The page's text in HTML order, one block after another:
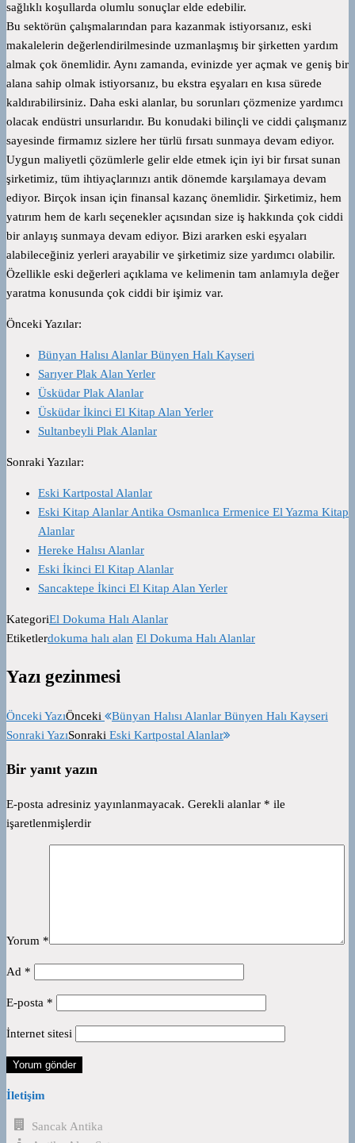
sağlıklı koşullarda olumlu sonuçlar elde edebilir.
Bu sektörün çalışmalarından para kazanmak istiyorsanız, eski
makalelerin değerlendirilmesinde uzmanlaşmış bir şirketten yardım
almak çok önemlidir. Aynı zamanda, evinizde yer açmak ve geniş bir
alana sahip olmak istiyorsanız, bu ekstra eşyaları en kısa sürede
kaldırabilirsiniz. Daha eski alanlar, bu sorunları çözmenize yardımcı
olacak endüstri unsurlarıdır. Bu konudaki bilinçli ve ciddi çalışmanız
sayesinde firmamız sizlere her türlü fırsatı sunmaya devam ediyor.
Uygun maliyetli çözümlerle gelir elde etmek için iyi bir fırsat sunan
şirketimiz, tüm ihtiyaçlarınızı antik dönemde karşılamaya devam
ediyor. Birçok insan için finansal kazanç önemlidir. Şirketimiz, hem
yatırım hem de karlı seçenekler açısından size iş hakkında çok ciddi
bir anlayış sunmaya devam ediyor. Bizi ararken eski eşyaları
alabileceğiniz yerleri arayabilir ve şirketimiz size yardımcı olabilir.
Özellikle eski değerleri açıklama ve kelimenin tam anlamıyla değer
yaratma konusunda çok ciddi bir işimiz var.
Önceki Yazılar:
Bünyan Halısı Alanlar Bünyen Halı Kayseri
Sarıyer Plak Alan Yerler
Üsküdar Plak Alanlar
Üsküdar İkinci El Kitap Alan Yerler
Sultanbeyli Plak Alanlar
Sonraki Yazılar:
Eski Kartpostal Alanlar
Eski Kitap Alanlar Antika Osmanlıca Ermenice El Yazma Kitap
Alanlar
Hereke Halısı Alanlar
Eski İkinci El Kitap Alanlar
Sancaktepe İkinci El Kitap Alan Yerler
KategoriEl Dokuma Halı Alanlar
Etiketlerdokuma halı alan El Dokuma Halı Alanlar
Yazı gezinmesi
Önceki YazıÖnceki
Bünyan Halısı Alanlar Bünyen Halı Kayseri
Sonraki YazıSonraki Eski Kartpostal Alanlar
Bir yanıt yazın
E-posta adresiniz yayınlanmayacak. Gerekli alanlar * ile
işaretlenmişlerdir
Yorum *
Ad *
E-posta *
İnternet sitesi
İletişim
Sancak Antika